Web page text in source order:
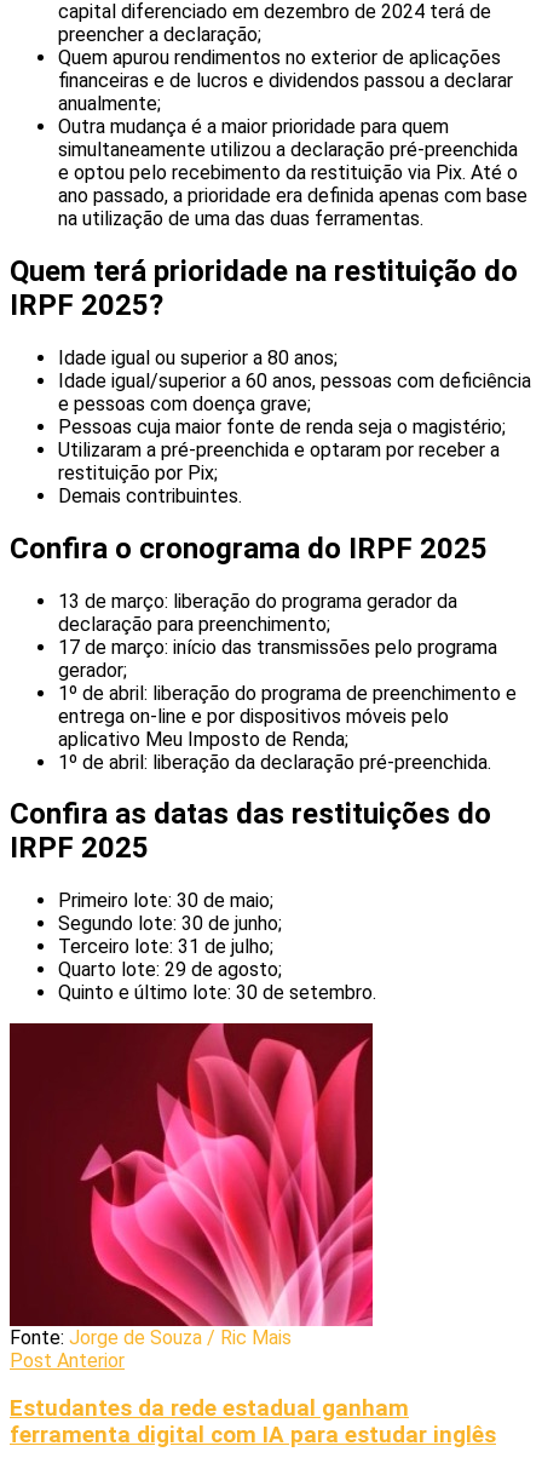
capital diferenciado em dezembro de 2024 terá de
preencher a declaração;
Quem apurou rendimentos no exterior de aplicações
financeiras e de lucros e dividendos passou a declarar
anualmente;
Outra mudança é a maior prioridade para quem
simultaneamente utilizou a declaração pré-preenchida
e optou pelo recebimento da restituição via Pix. Até o
ano passado, a prioridade era definida apenas com base
na utilização de uma das duas ferramentas.
Quem terá prioridade na restituição do
IRPF 2025?
Idade igual ou superior a 80 anos;
Idade igual/superior a 60 anos, pessoas com deficiência
e pessoas com doença grave;
Pessoas cuja maior fonte de renda seja o magistério;
Utilizaram a pré-preenchida e optaram por receber a
restituição por Pix;
Demais contribuintes.
Confira o cronograma do IRPF 2025
13 de março: liberação do programa gerador da
declaração para preenchimento;
17 de março: início das transmissões pelo programa
gerador;
1º de abril: liberação do programa de preenchimento e
entrega on-line e por dispositivos móveis pelo
aplicativo Meu Imposto de Renda;
1º de abril: liberação da declaração pré-preenchida.
Confira as datas das restituições do
IRPF 2025
Primeiro lote: 30 de maio;
Segundo lote: 30 de junho;
Terceiro lote: 31 de julho;
Quarto lote: 29 de agosto;
Quinto e último lote: 30 de setembro.
Fonte: Jorge de Souza / Ric Mais
Post Anterior
Estudantes da rede estadual ganham
ferramenta digital com IA para estudar inglês